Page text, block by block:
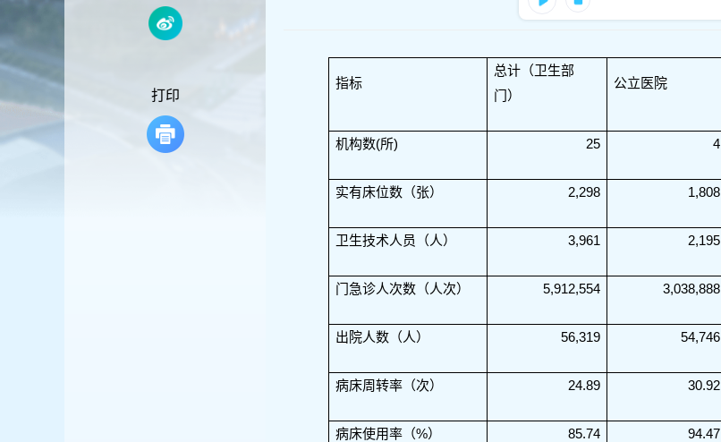
打印
指标
总计（卫生部
门）
公立医院
机构数(所) 25 4
实有床位数（张） 2,298 1,808
卫生技术人员（人） 3,961 2,195
门急诊人次数（人次） 5,912,554 3,038,888
出院人数（人） 56,319 54,746
病床周转率（次） 24.89 30.92
病床使用率（%） 85.74 94.47